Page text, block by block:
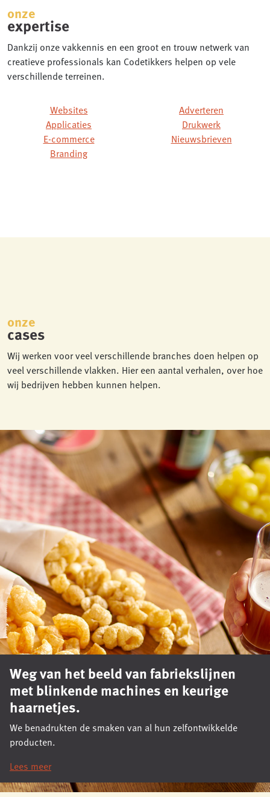
onze
expertise
Dankzij onze vakkennis en een groot en trouw netwerk van
creatieve professionals kan Codetikkers helpen op vele
verschillende terreinen.
Websites
Applicaties
E-commerce
Branding
Adverteren
Drukwerk
Nieuwsbrieven
onze
cases
Wij werken voor veel verschillende branches doen helpen op
veel verschillende vlakken. Hier een aantal verhalen, over hoe
wij bedrijven hebben kunnen helpen.
Weg van het beeld van fabriekslijnen
met blinkende machines en keurige
haarnetjes.
We benadrukten de smaken van al hun zelfontwikkelde
producten.
Lees meer